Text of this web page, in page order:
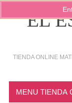
EL
TIENDA ONLINE